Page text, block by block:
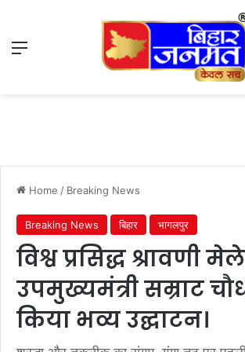
Home / Breaking News
Breaking News बिहार भागलपुर
विश्व प्रसिद्ध श्रावणी
उपमुख्यमंत्री सम्राट
किया भव्य उद्घाटन।